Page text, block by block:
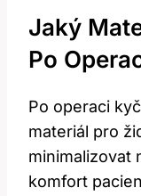
Jaký
Po
Po operaci
materiál pro
minimalizovat
komfort